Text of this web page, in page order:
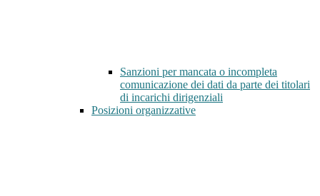
Sanzioni per mancata o incompleta
comunicazione dei dati da parte dei titolari
di incarichi dirigenziali
Posizioni organizzative